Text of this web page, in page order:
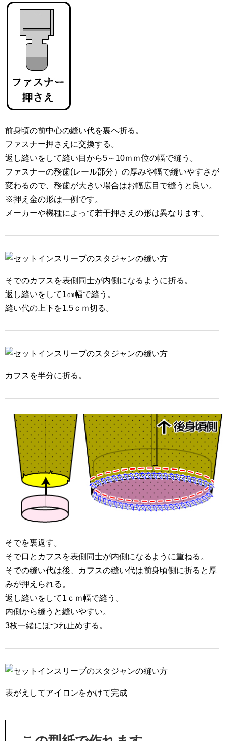
前身頃の前中心の縫い代を裏へ折る。
ファスナー押さえに交換する。
返し縫いをして縫い目から5～10ｍｍ位の幅で縫う。
ファスナーの務歯(レール部分）の厚みや幅で縫いやすさが
変わるので、務歯が大きい場合はお幅広目で縫うと良い。
※押え金の形は一例です。
メーカーや機種によって若干押さえの形は異なります。
そでのカフスを表側同士が内側になるように折る。
返し縫いをして1㎝幅で縫う。
縫い代の上下を1.5ｃｍ切る。
カフスを半分に折る。
そでを裏返す。
そで口とカフスを表側同士が内側になるように重ねる。
そでの縫い代は後、カフスの縫い代は前身頃側に折ると厚
みが押えられる。
返し縫いをして1ｃｍ幅で縫う。
内側から縫うと縫いやすい。
3枚一緒にほつれ止めする。
表がえしてアイロンをかけて完成